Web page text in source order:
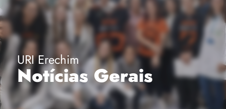
URI Erechim
Notícias Gerais